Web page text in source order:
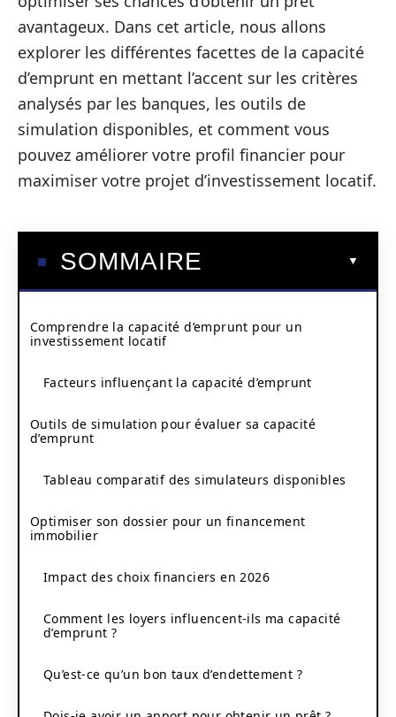
avantageux. Dans cet article, nous allons
explorer les différentes facettes de la capacité
d’emprunt en mettant l’accent sur les critères
analysés par les banques, les outils de
simulation disponibles, et comment vous
pouvez améliorer votre profil financier pour
maximiser votre projet d’investissement locatif.
SOMMAIRE
Comprendre la capacité d’emprunt pour un
investissement locatif
Facteurs influençant la capacité d’emprunt
Outils de simulation pour évaluer sa capacité
d’emprunt
Tableau comparatif des simulateurs disponibles
Optimiser son dossier pour un financement
immobilier
Impact des choix financiers en 2026
Comment les loyers influencent-ils ma capacité
d’emprunt ?
Qu’est-ce qu’un bon taux d’endettement ?